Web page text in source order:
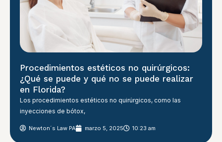
Procedimientos estéticos no quirúrgicos:
¿Qué se puede y qué no se puede realizar
en Florida?
Los procedimientos estéticos no quirúrgicos, como las
inyecciones de bótox,
Newton´s Law PA marzo 5, 2025 10:23 am